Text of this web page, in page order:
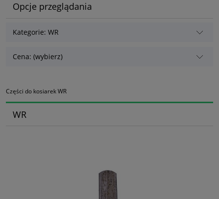
Opcje przeglądania
Kategorie: WR
Cena: (wybierz)
Części do kosiarek WR
WR